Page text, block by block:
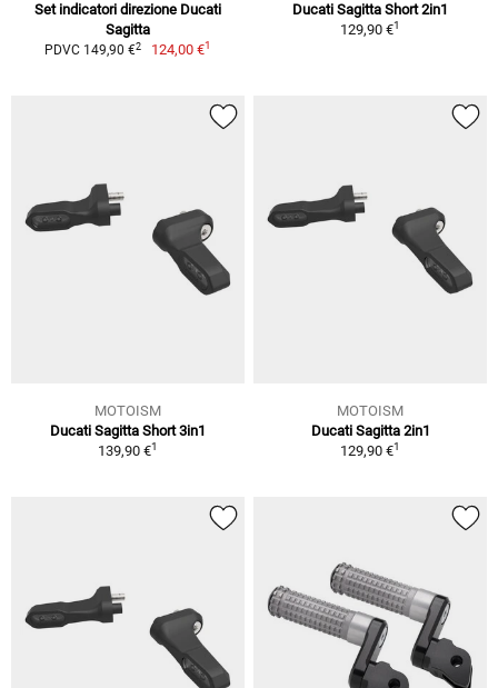
Set indicatori direzione Ducati
Sagitta
PDVC 149,90 €2 124,00 €1
Ducati Sagitta Short 2in1
129,90 €1
MOTOISM
Ducati Sagitta Short 3in1
139,90 €1
MOTOISM
Ducati Sagitta 2in1
129,90 €1